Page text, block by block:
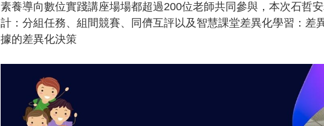
素養導向數位實踐講座場場都超過200位老師共同參與，本次石哲
計：分組任務、組間競賽、同儕互評以及智慧課堂差異化學習：差
據的差異化決策